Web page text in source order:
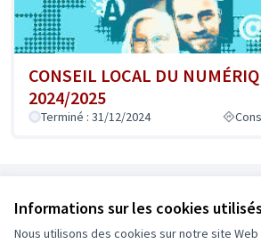
Informations sur les cookies
Nous utilisons des cookies sur notre site
CONSEIL LOCAL DU
2024/2025
Terminé : 31/12/2024
Conditions d'utilisation